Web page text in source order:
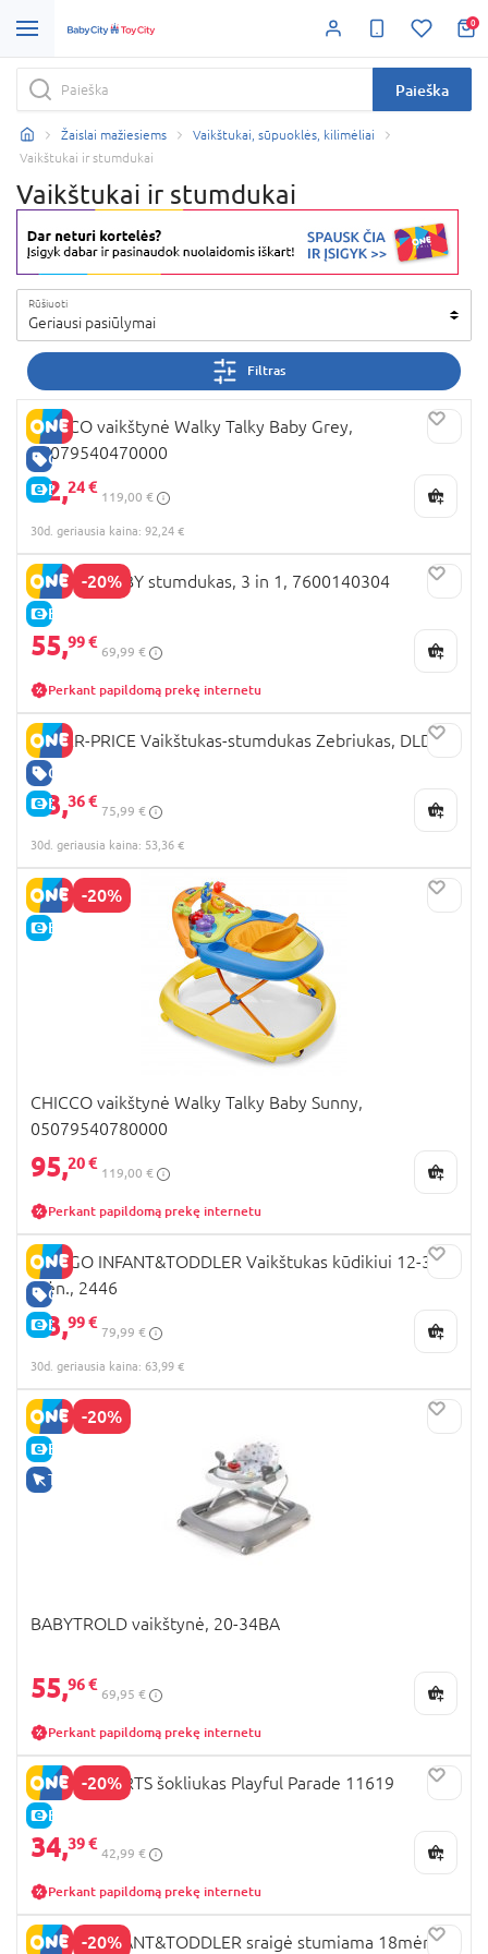
0
Paieška
Žaislai mažiesiems
Vaikštukai, sūpuoklės, kilimėliai
Vaikštukai ir stumdukai
Vaikštukai ir stumdukai
Rūšiuoti
Geriausi pasiūlymai
Filtras
GERA KAINA
E-KAINA
CHICCO vaikštynė Walky Talky Baby Grey,
07079540470000
92,24 €
119,00 €
30d. geriausia kaina: 92,24 €
-20%
E-KAINA
LITTLE SMOBY stumdukas, 3 in 1, 7600140304
55,99 €
69,99 €
Perkant papildomą prekę internetu
GERA KAINA
E-KAINA
FISHER-PRICE Vaikštukas-stumdukas Zebriukas, DLD80
53,36 €
75,99 €
30d. geriausia kaina: 53,36 €
-20%
E-KAINA
CHICCO vaikštynė Walky Talky Baby Sunny,
05079540780000
95,20 €
119,00 €
Perkant papildomą prekę internetu
GERA KAINA
E-KAINA
PLAYGO INFANT&TODDLER Vaikštukas kūdikiui 12-36
mėn., 2446
63,99 €
79,99 €
30d. geriausia kaina: 63,99 €
-20%
E-KAINA
TIK INTERNETU
BABYTROLD vaikštynė, 20-34BA
55,96 €
69,95 €
Perkant papildomą prekę internetu
-20%
E-KAINA
BRIGHT STARTS šokliukas Playful Parade 11619
34,39 €
42,99 €
Perkant papildomą prekę internetu
-20%
PLAYGO INFANT&TODDLER sraigė stumiama 18mėn.+,